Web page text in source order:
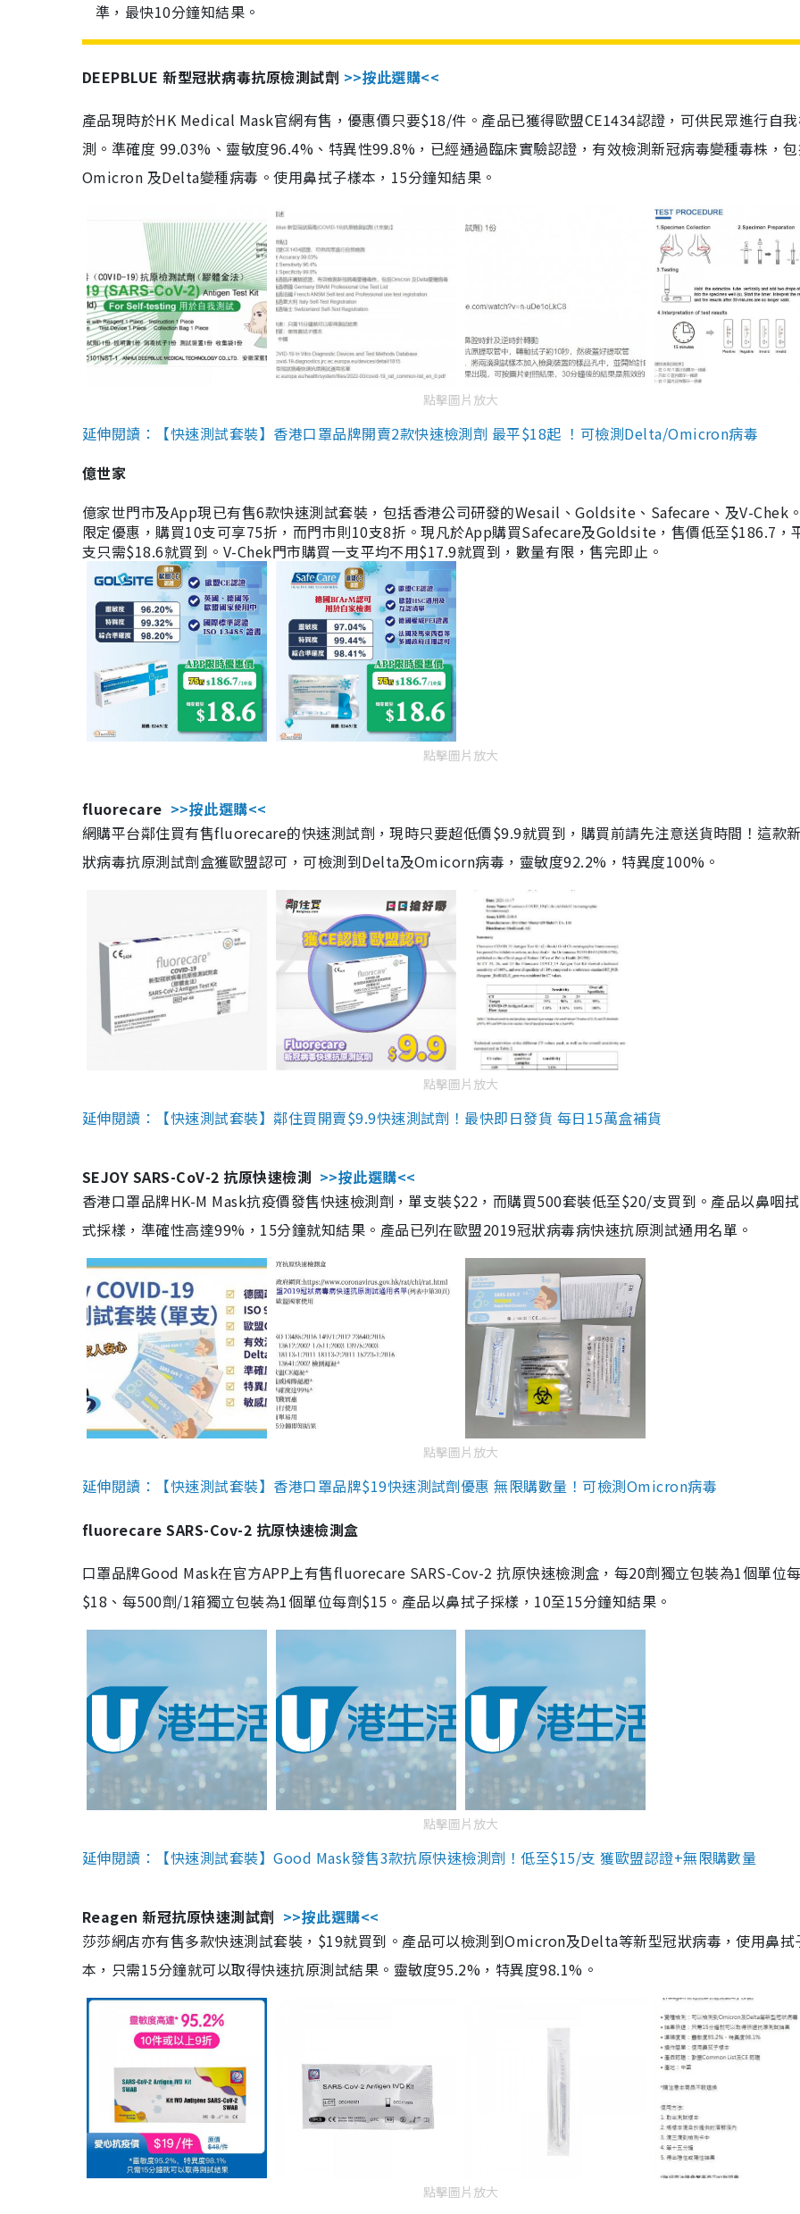
準，最快10分鐘知結果。
DEEPBLUE 新型冠狀病毒抗原檢測試劑 >>按此選購<<
產品現時於HK Medical Mask官網有售，優惠價只要$18/件。產品已獲得歐盟CE1434認證，可供民眾進行自
測。準確度 99.03%、靈敏度96.4%、特異性99.8%，已經通過臨床實驗認證，有效檢測新冠病毒變種毒株，
Omicron 及Delta變種病毒。使用鼻拭子樣本，15分鐘知結果。
點擊圖片放大
延伸閱讀：【快速測試套裝】香港口罩品牌開賣2款快速檢測劑 最平$18起 ！可檢測Delta/Omicron病毒
億世家
億家世門市及App現已有售6款快速測試套裝，包括香港公司研發的Wesail、Goldsite、Safecare、及V-Chek
限定優惠，購買10支可享75折，而門市則10支8折。現凡於App購買Safecare及Goldsite，售價低至$186.7，
支只需$18.6就買到。V-Chek門市購買一支平均不用$17.9就買到，數量有限，售完即止。
點擊圖片放大
fluorecare >>按此選購<<
網購平台鄰住買有售fluorecare的快速測試劑，現時只要超低價$9.9就買到，購買前請先注意送貨時間！這款
狀病毒抗原測試劑盒獲歐盟認可，可檢測到Delta及Omicorn病毒，靈敏度92.2%，特異度100%。
點擊圖片放大
延伸閱讀：【快速測試套裝】鄰住買開賣$9.9快速測試劑！最快即日發貨 每日15萬盒補貨
SEJOY SARS-CoV-2 抗原快速檢測 >>按此選購<<
香港口罩品牌HK-M Mask抗疫價發售快速檢測劑，單支裝$22，而購買500套裝低至$20/支買到。產品以鼻咽
式採樣，準確性高達99%，15分鐘就知結果。產品已列在歐盟2019冠狀病毒病快速抗原測試通用名單。
點擊圖片放大
延伸閱讀：【快速測試套裝】香港口罩品牌$19快速測試劑優惠 無限購數量！可檢測Omicron病毒
fluorecare SARS-Cov-2 抗原快速檢測盒
口罩品牌Good Mask在官方APP上有售fluorecare SARS-Cov-2 抗原快速檢測盒，每20劑獨立包裝為1個單位
$18、每500劑/1箱獨立包裝為1個單位每劑$15。產品以鼻拭子採樣，10至15分鐘知結果。
點擊圖片放大
延伸閱讀：【快速測試套裝】Good Mask發售3款抗原快速檢測劑！低至$15/支 獲歐盟認證+無限購數量
Reagen 新冠抗原快速測試劑 >>按此選購<<
莎莎網店亦有售多款快速測試套裝，$19就買到。產品可以檢測到Omicron及Delta等新型冠狀病毒，使用鼻拭
本，只需15分鐘就可以取得快速抗原測試結果。靈敏度95.2%，特異度98.1%。
點擊圖片放大